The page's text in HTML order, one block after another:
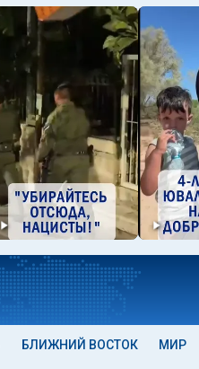
БЛИЖНИЙ ВОСТОК МИР